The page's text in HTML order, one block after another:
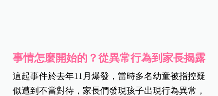
事情怎麼開始的？從異常行為到家長揭露
這起事件於去年11月爆發，當時多名幼童被指控疑
似遭到不當對待，家長們發現孩子出現行為異常，